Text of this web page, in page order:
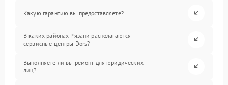
Какую гарантию вы предоставляете?
В каких районах Рязани располагаются
сервисные центры Dors?
Выполняете ли вы ремонт для юридических
лиц?